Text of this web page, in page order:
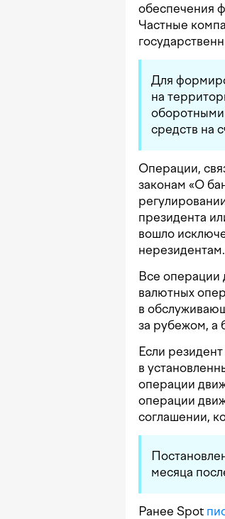
обеспечения
Частные
Для
на
оборотными
средств на
Операции,
законам «О
президента
вошло
нерезидентам.
Все операции
валютных
в
за рубежом, а
Если
в
операции
операции
соглашении,
месяца
Ранее Spot